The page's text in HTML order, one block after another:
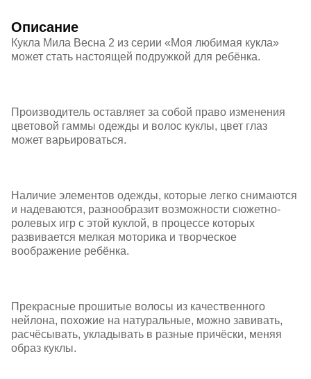
Описание
Кукла Мила Весна 2 из серии «Моя любимая кукла»
может стать настоящей подружкой для ребёнка.
Производитель оставляет за собой право изменения
цветовой гаммы одежды и волос куклы, цвет глаз
может варьироваться.
Наличие элементов одежды, которые легко снимаются
и надеваются, разнообразит возможности сюжетно-
ролевых игр с этой куклой, в процессе которых
развивается мелкая моторика и творческое
воображение ребёнка.
Прекрасные прошитые волосы из качественного
нейлона, похожие на натуральные, можно завивать,
расчёсывать, укладывать в разные причёски, меняя
образ куклы.